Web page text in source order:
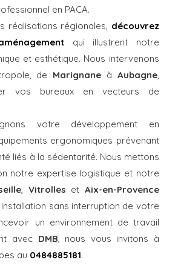
en PACA.
réalisations régionales, découvrez
qui illustrent notre
et esthétique. Nous intervenons
de Marignane à Aubagne,
vos bureaux en vecteurs de
votre développement en
ergonomiques prévenant
liés à la sédentarité. Nous mettons
notre expertise logistique et notre
, Vitrolles et Aix-en-Provence
sans interruption de votre
un environnement de travail
avec DMB, nous vous invitons à
au 0484885181.